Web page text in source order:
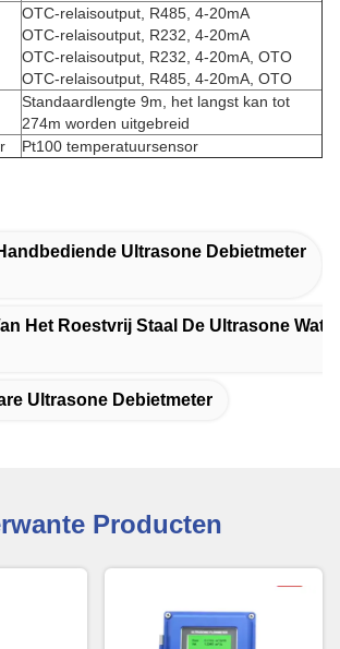
OTC-relaisoutput, R485, 4-20mA
OTC-relaisoutput, R232, 4-20mA
OTC-relaisoutput, R232, 4-20mA, OTO
OTC-relaisoutput, R485, 4-20mA, OTO
Standaardlengte 9m, het langst kan tot
274m worden uitgebreid
Pt100 temperatuursensor
Ultrasone Debietmeter
Het Roestvrij Staal De Ultrasone Water
Ultrasone Debietmeter
Producten